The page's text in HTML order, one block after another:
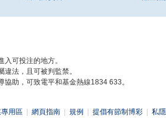
可投注的地方。
法，且可被判監禁。
協助，可致電平和基金熱線1834 633。
用區 網頁指南 規例 提倡有節制博彩 私